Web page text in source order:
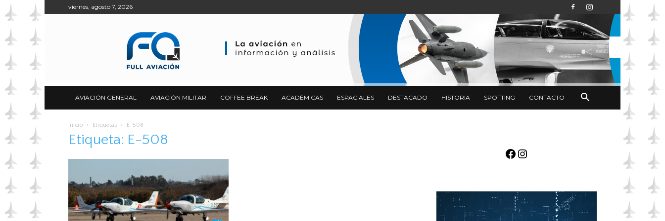
viernes, agosto 7, 2026
AVIACIÓN GENERAL AVIACIÓN MILITAR COFFEE BREAK ACADÉMICAS ESPACIALES DESTACADO HISTORIA SPOTTING CONTACTO
Inicio Etiquetas E-508
Etiqueta: E-508
Facebook
Instagram